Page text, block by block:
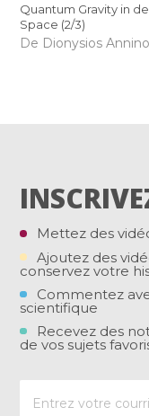
Quantum Gravity in
Space (2/3)
De Dionysios
Mettez des
Ajoutez des
conservez votre
Commentez
scientifique
Recevez des
de vos sujets